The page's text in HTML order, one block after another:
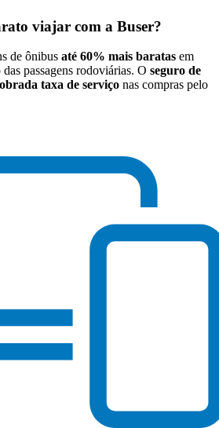
viajar com a Buser?
de ônibus até 60% mais baratas em
passagens rodoviárias. O seguro de
taxa de serviço nas compras pelo